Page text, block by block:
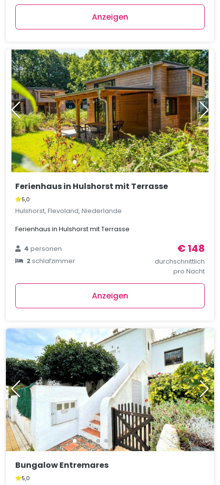
Anzeigen
Ferienhaus in Hulshorst mit Terrasse
5,0
Hulshorst, Flevoland, Niederlande
Ferienhaus in Hulshorst mit Terrasse
4personen
2schlafzimmer
€ 148
durchschnittlich
pro Nacht
Anzeigen
Bungalow Entremares
5,0